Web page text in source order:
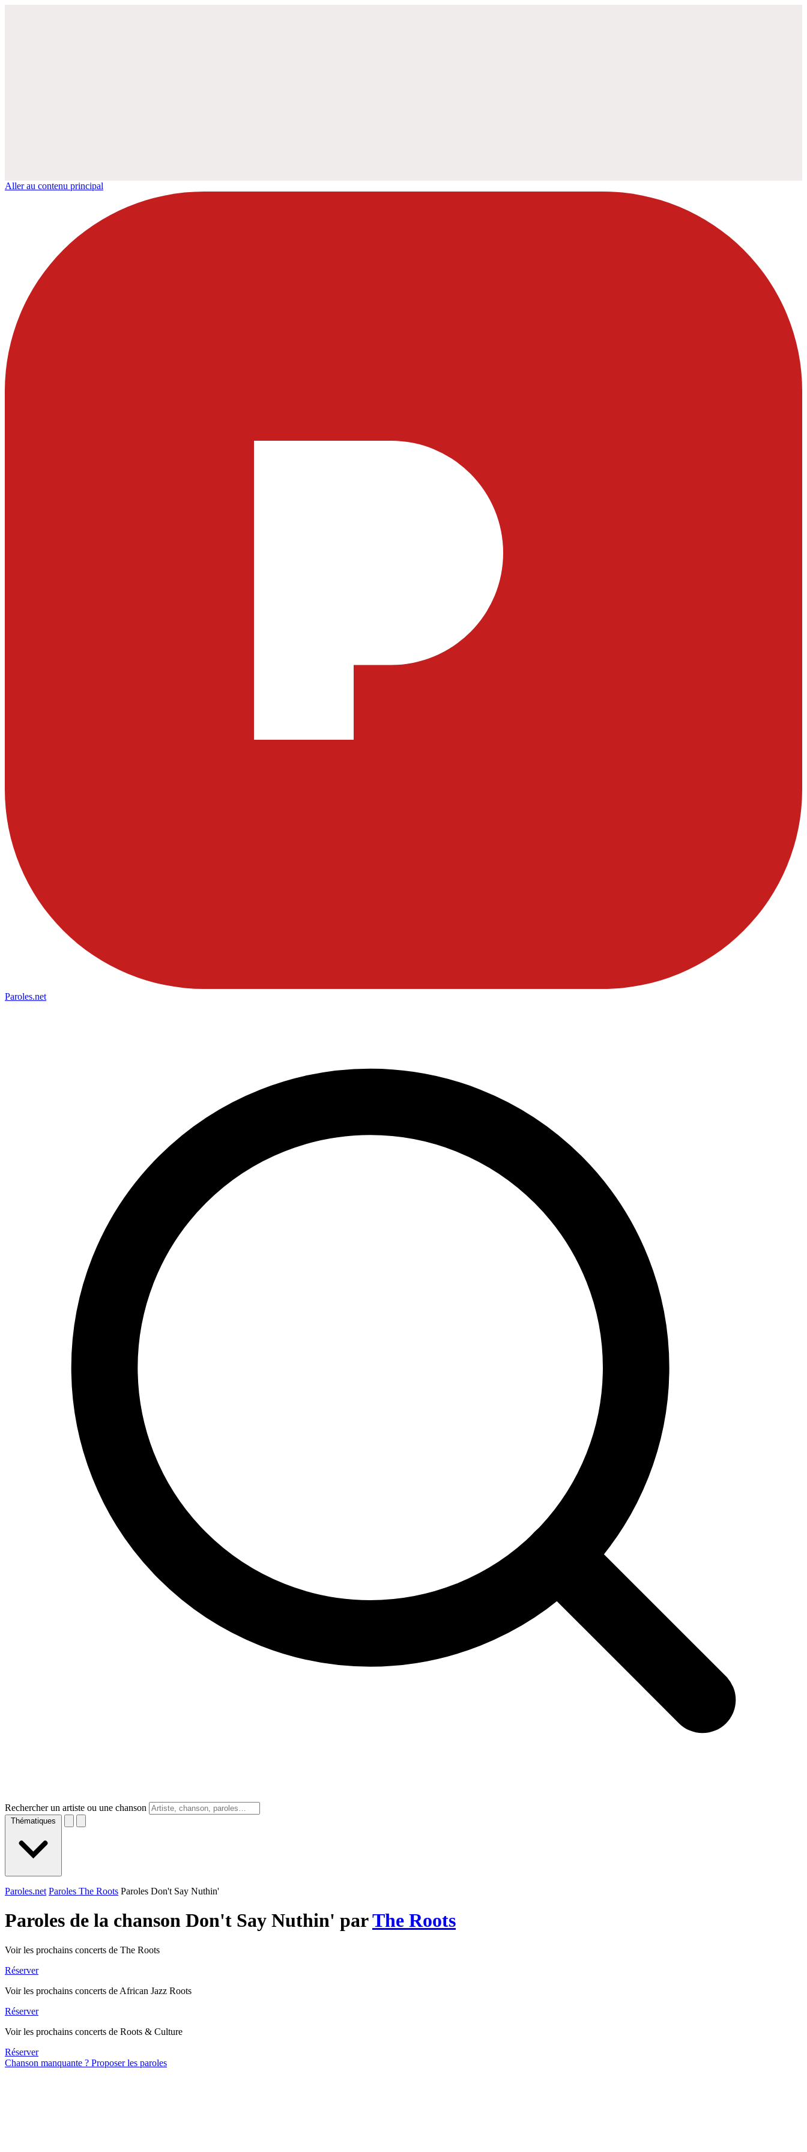
Aller au contenu principal
Paroles.net
Rechercher un artiste ou une chanson
Thématiques
Paroles.net Paroles The Roots Paroles Don't Say Nuthin'
Paroles de la chanson Don't Say Nuthin' parThe Roots
Voir les prochains concerts de The Roots
Réserver
Voir les prochains concerts de African Jazz Roots
Réserver
Voir les prochains concerts de Roots & Culture
Réserver
Chanson manquante ? Proposer les paroles